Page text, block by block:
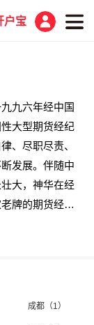
户宝
九六年经中国
大型期货经纪
、尽职尽责、
发展。伴随中
大，神华在经
牌的期货经纪
近市场与客
体化解决方
成都（1）